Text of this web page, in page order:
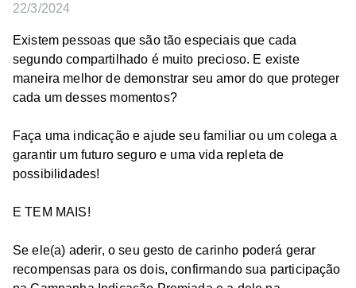
22/3/2024
Existem pessoas que são tão especiais que cada
segundo compartilhado é muito precioso. E existe
maneira melhor de demonstrar seu amor do que proteger
cada um desses momentos?
Faça uma indicação e ajude seu familiar ou um colega a
garantir um futuro seguro e uma vida repleta de
possibilidades!
E TEM MAIS!
Se ele(a) aderir, o seu gesto de carinho poderá gerar
recompensas para os dois, confirmando sua participação